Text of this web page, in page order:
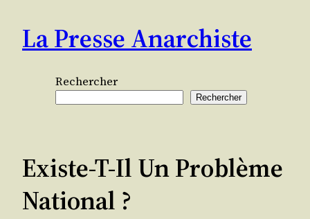
contenu
La Presse Anarchiste
Rechercher
Rechercher
Existe-T-Il Un Problème
National ?